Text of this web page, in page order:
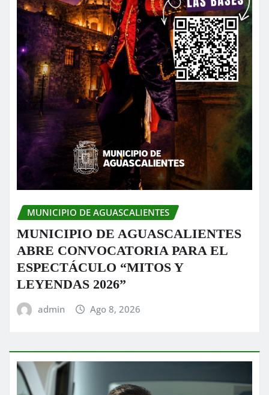
MUNICIPIO DE AGUASCALIENTES
MUNICIPIO DE AGUASCALIENTES
ABRE CONVOCATORIA PARA EL
ESPECTÁCULO “MITOS Y
LEYENDAS 2026”
admin Ago 8, 2026